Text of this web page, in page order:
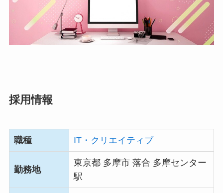
採用情報
職種 IT・クリエイティブ
勤務地
東京都 多摩市 落合 多摩センター
駅